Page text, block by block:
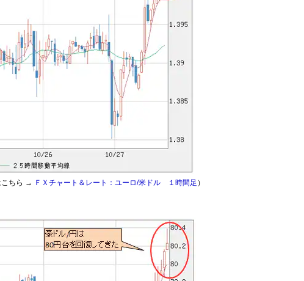
こちら → ＦＸチャート＆レート：ユーロ/米ドル １時間足 ）